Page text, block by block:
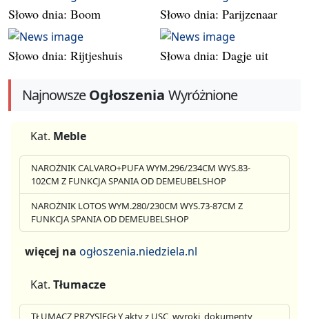
Słowo dnia: Boom Słowo dnia: Parijzenaar
Słowo dnia: Rijtjeshuis Słowa dnia: Dagje uit
NajnowszeOgłoszenia Wyróżnione
Kat. Meble
NAROŻNIK CALVARO+PUFA WYM.296/234CM WYS.83-
102CM Z FUNKCJA SPANIA OD DEMEUBELSHOP
NAROŻNIK LOTOS WYM.280/230CM WYS.73-87CM Z
FUNKCJA SPANIA OD DEMEUBELSHOP
więcej na ogłoszenia.niedziela.nl
Kat. Tłumacze